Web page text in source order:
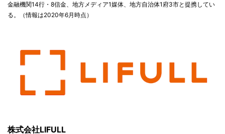
金融機関14行・8信金、地方メディア1媒体、地方自治体1府3市と提携してい
る。（情報は2020年6月時点）
株式会社LIFULL